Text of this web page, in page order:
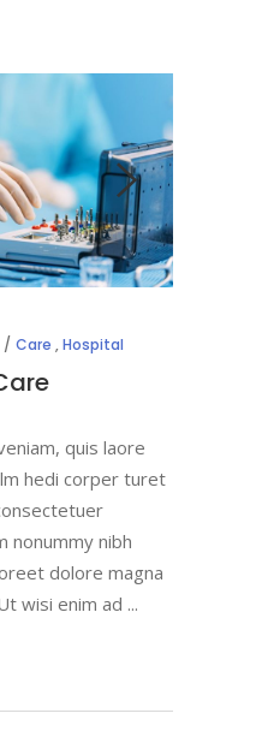
Care ,Hospital
quis laore
hedi corper turet
nonummy nibh
dolore magna
wisi enim ad